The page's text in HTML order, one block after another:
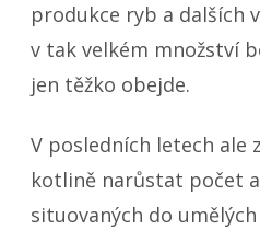
produkce ryb a dalších
v tak velkém množství
jen těžko obejde.
V posledních letech ale
kotlině narůstat počet
situovaných do